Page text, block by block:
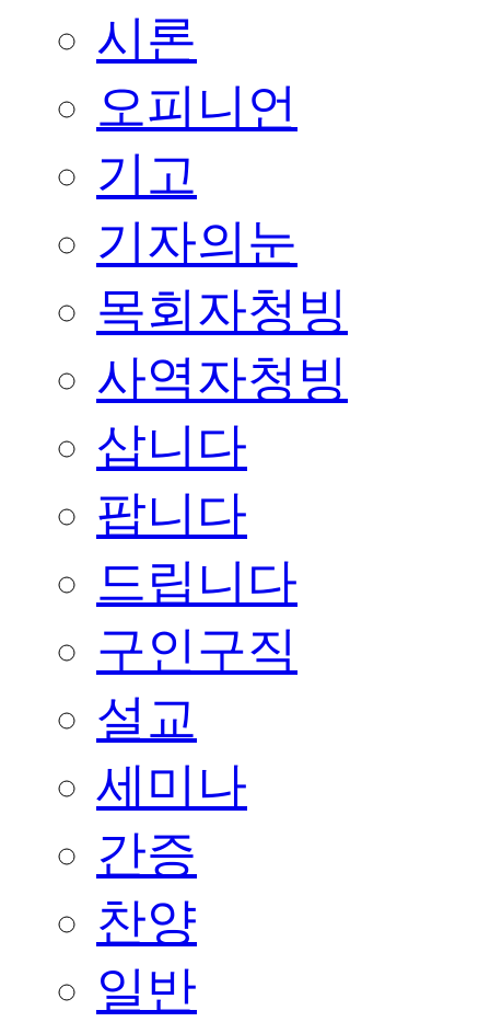
시론
오피니언
기고
기자의눈
목회자청빙
사역자청빙
삽니다
팝니다
드립니다
구인구직
설교
세미나
간증
찬양
일반